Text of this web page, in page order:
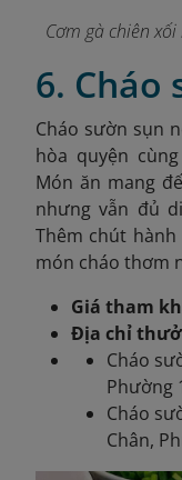
Cơm gà chiên
6. Cháo
Cháo sườn sụn
hòa quyện
Món ăn mang
nhưng vẫn đủ
Thêm chút
món cháo thơm
Giá tham
Địa chỉ
Cháo
Phường
Cháo
Chân,